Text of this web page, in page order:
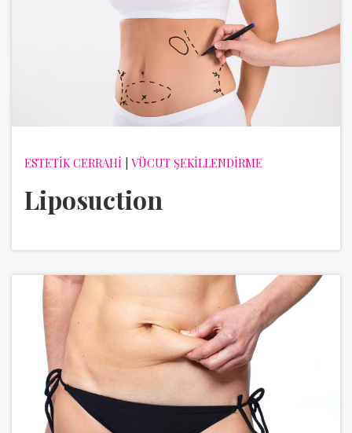
ESTETİK CERRAHİ | VÜCUT ŞEKİLLENDİRME
Liposuction